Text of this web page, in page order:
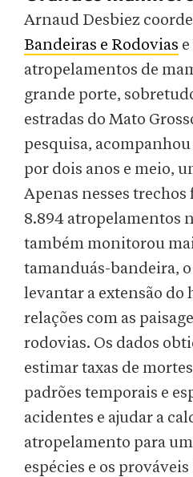
Arnaud Desbiez
Bandeiras e Rodovias
atropelamentos de
grande porte,
estradas do Mato
pesquisa,
por dois anos e meio,
Apenas nesses
8.894 atropelamentos
também monitorou
tamanduás-bandeira,
levantar a extensão do
relações com as
rodovias. Os dados
estimar taxas de
padrões temporais e
acidentes e ajudar a
atropelamento para
espécies e os